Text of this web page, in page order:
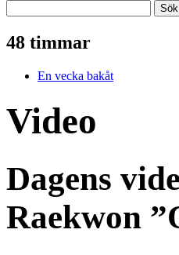
48 timmar
En vecka bakåt
Video
Dagens
Raekwon